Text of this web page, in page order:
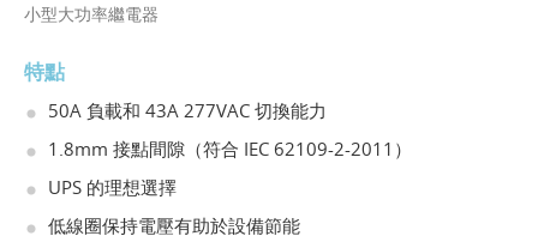
小型大功率繼電器
特點
50A 負載和 43A 277VAC 切換能力
1.8mm 接點間隙（符合 IEC 62109-2-2011）
UPS 的理想選擇
低線圈保持電壓有助於設備節能